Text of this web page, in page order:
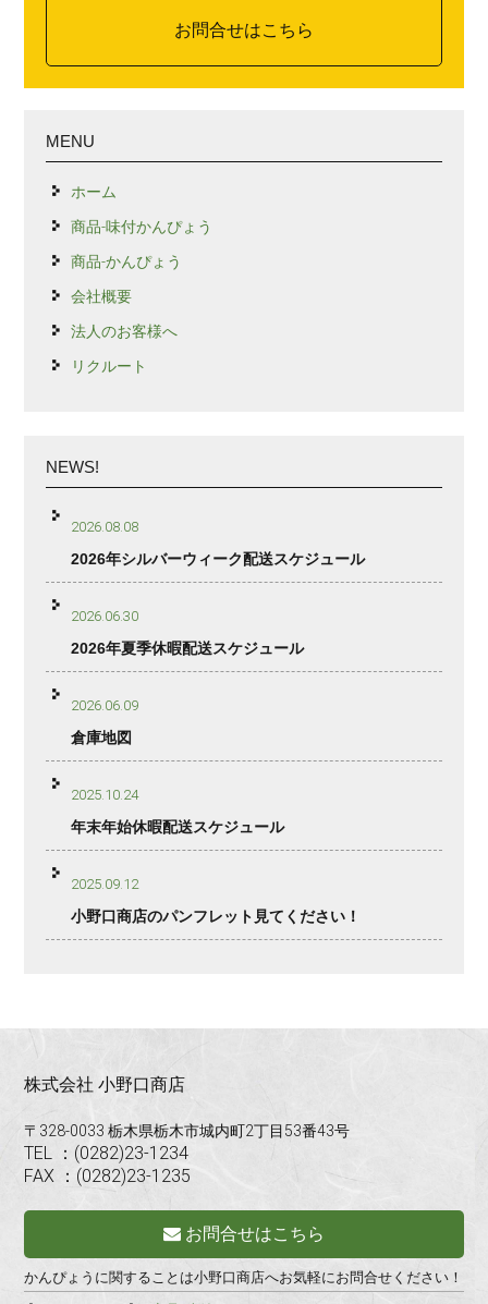
お問合せはこちら
MENU
ホーム
商品-味付かんぴょう
商品-かんぴょう
会社概要
法人のお客様へ
リクルート
NEWS!
2026.08.08
2026年シルバーウィーク配送スケジュール
2026.06.30
2026年夏季休暇配送スケジュール
2026.06.09
倉庫地図
2025.10.24
年末年始休暇配送スケジュール
2025.09.12
小野口商店のパンフレット見てください！
株式会社 小野口商店
〒328-0033 栃木県栃木市城内町2丁目53番43号
TEL ：(0282)23-1234
FAX ：(0282)23-1235
お問合せはこちら
かんぴょうに関することは小野口商店へお気軽にお問合せください！